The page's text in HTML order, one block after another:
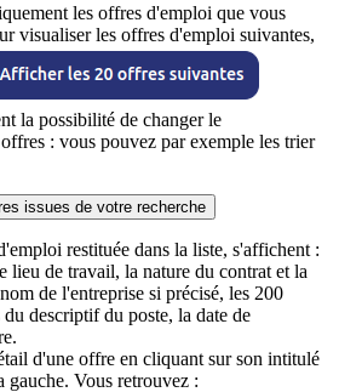
les offres d'emploi que vous
visualiser les offres d'emploi suivantes,
la possibilité de changer le
: vous pouvez par exemple les trier
issues de votre recherche
restituée dans la liste, s'affichent :
lieu de travail, la nature du contrat et la
de l'entreprise si précisé, les 200
du descriptif du poste, la date de
d'une offre en cliquant sur son intitulé
gauche. Vous retrouvez :